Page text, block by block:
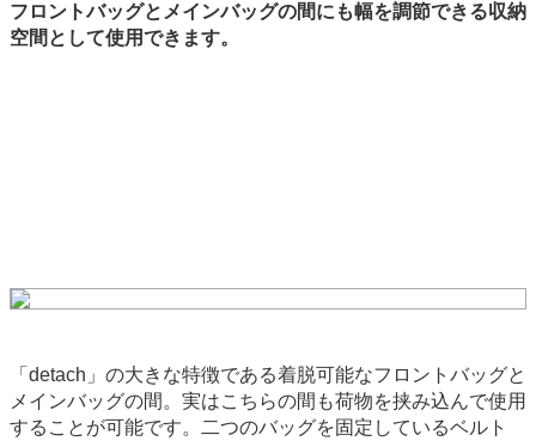
フロントバッグとメインバッグの間にも幅を調節できる収納
空間として使用できます。
「detach」の大きな特徴である着脱可能なフロントバッグと
メインバッグの間。実はこちらの間も荷物を挟み込んで使用
することが可能です。二つのバッグを固定しているベルト